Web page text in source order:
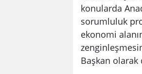
konularda
sorumluluk
ekonomi
Başkan olarak